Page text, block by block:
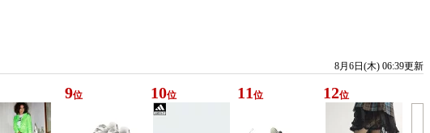
8月6日(木) 06:39更新
9位 10位 11 位 12位